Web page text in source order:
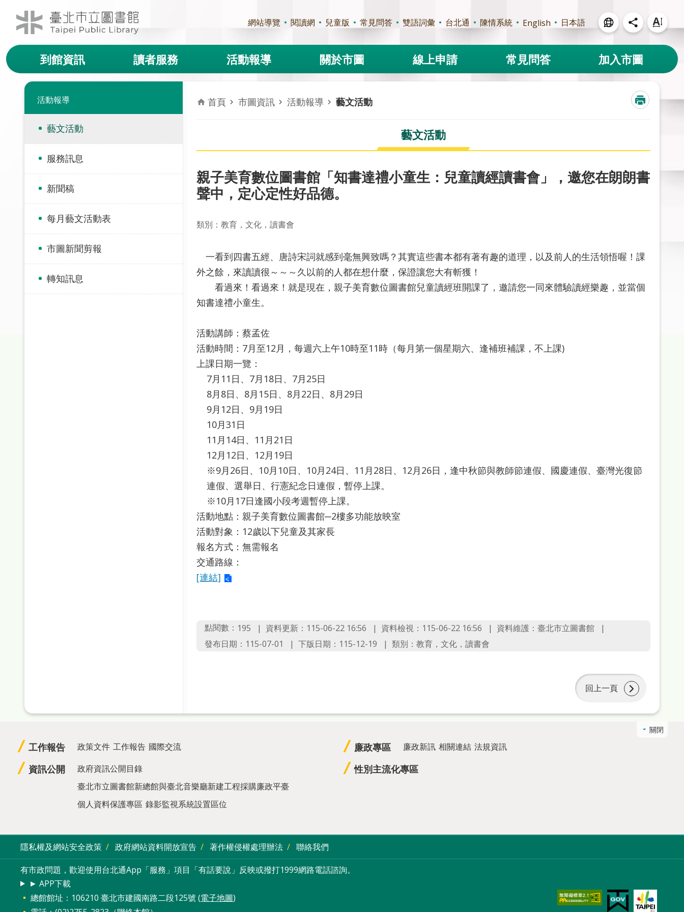
跳到主要內容區塊
網站導覽 閱讀網 兒童版 常見問答 雙語詞彙 台北通 陳情系統 English 日本語
到館資訊 讀者服務 活動報導 關於市圖 線上申請 常見問答 加入市圖
活動報導
藝文活動
服務訊息
新聞稿
每月藝文活動表
市圖新聞剪報
轉知訊息
首頁 市圖資訊 活動報導 藝文活動
藝文活動
親子美育數位圖書館「知書達禮小童生：兒童讀經讀書會」，邀您在朗朗書
聲中，定心定性好品德。
類別：教育，文化，讀書會
一看到四書五經、唐詩宋詞就感到毫無興致嗎？其實這些書本都有著有趣的道理，以及前人的生活領悟喔！課
外之餘，來讀讀很～～～久以前的人都在想什麼，保證讓您大有斬獲！
看過來！看過來！就是現在，親子美育數位圖書館兒童讀經班開課了，邀請您一同來體驗讀經樂趣，並當個
知書達禮小童生。
活動講師：蔡孟佐
活動時間：7月至12月，每週六上午10時至11時（每月第一個星期六、逢補班補課，不上課)
上課日期一覽：
7月11日、7月18日、7月25日
8月8日、8月15日、8月22日、8月29日
9月12日、9月19日
10月31日
11月14日、11月21日
12月12日、12月19日
※9月26日、10月10日、10月24日、11月28日、12月26日，逢中秋節與教師節連假、國慶連假、臺灣光復節
連假、選舉日、行憲紀念日連假，暫停上課。
※10月17日逢國小段考週暫停上課。
活動地點：親子美育數位圖書館─2樓多功能放映室
活動對象：12歲以下兒童及其家長
報名方式：無需報名
交通路線：
[連結]
點閱數： 195 資料更新：115-06-22 16:56 資料檢視：115-06-22 16:56
資料維護：臺北市立圖書館
發布日期：115-07-01
下版日期：115-12-19 類別：教育，文化，讀書會
回上一頁
關閉
工作報告 政策文件 工作報告 國際交流
資訊公開
政府資訊公開目錄
臺北市立圖書館新總館與臺北音樂廳新建工程採購廉政平臺
個人資料保護專區 錄影監視系統設置區位
廉政專區 廉政新訊 相關連結 法規資訊
性別主流化專區
隱私權及網站安全政策 政府網站資料開放宣告 著作權侵權處理辦法 聯絡我們
有市政問題，歡迎使用台北通App「服務」項目「有話要說」反映或撥打1999網路電話諮詢。
► APP下載
總館館址：106210 臺北市建國南路二段125號 (電子地圖)